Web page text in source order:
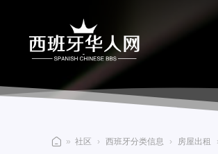
» 社区 › 西班牙分类信息 › 房屋出租